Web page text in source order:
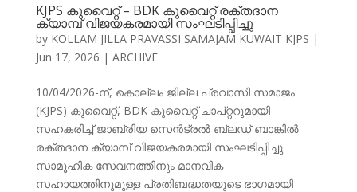
KJPS കുവൈറ്റ് – BDK കുവൈറ്റ് രക്തദാന
ക്യാമ്പ് വിജയകരമായി സംഘടിപ്പിച്ചു
by KOLLAM JILLA PRAVASSI SAMAJAM KUWAIT KJPS |
Jun 17, 2026 | ARCHIVE
10/04/2026-ന്, കൊല്ലം ജില്ല പ്രവാസി സമാജം
(KJPS) കുവൈറ്റ്, BDK കുവൈറ്റ് ചാപ്റ്ററുമായി
സഹകരിച്ച് ജാബ്രിയ സെൻട്രൽ ബ്ലഡ് ബാങ്കിൽ
രക്തദാന ക്യാമ്പ് വിജയകരമായി സംഘടിപ്പിച്ചു.
സാമൂഹിക സേവനത്തിനും മാനവിക
സഹായത്തിനുമുള്ള പ്രതിബദ്ധതയുടെ ഭാഗമായി